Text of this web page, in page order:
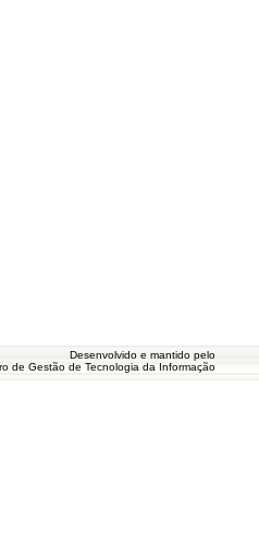
Desenvolvido e mantido pelo
de Gestão de Tecnologia da Informação